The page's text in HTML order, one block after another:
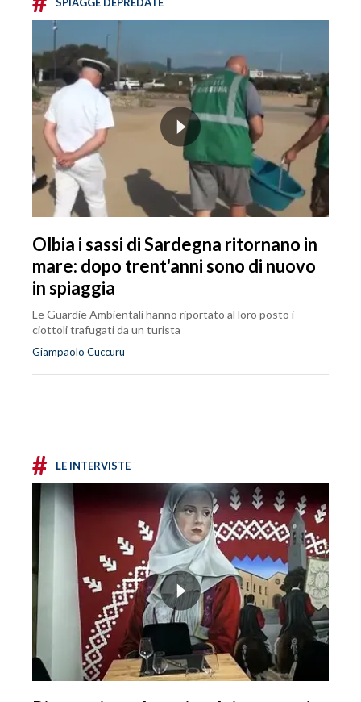
Olbia i sassi di Sardegna ritornano in
mare: dopo trent'anni sono di nuovo
in spiaggia
Le Guardie Ambientali hanno riportato al loro posto i
ciottoli trafugati da un turista
Giampaolo Cuccuru
# LE INTERVISTE